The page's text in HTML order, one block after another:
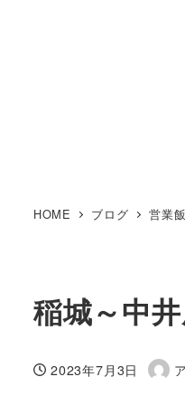
HOME ブログ 営業飯
稲城～中
投稿日
2023年7月3日
著